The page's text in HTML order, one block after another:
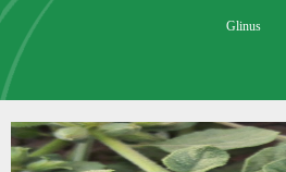
Glinus